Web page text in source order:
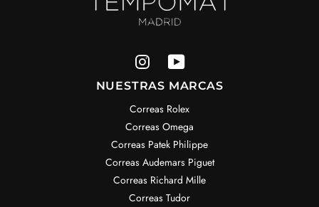
NUESTRAS MARCAS
Correas Rolex
Correas Omega
Correas Patek Philippe
Correas Audemars Piguet
Correas Richard Mille
Correas Tudor